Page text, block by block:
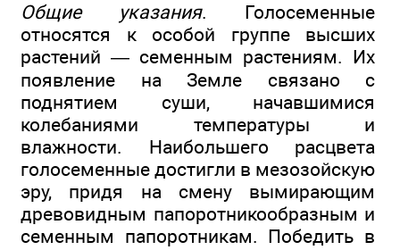
Общие указания. Голосеменные
относятся к особой группе высших
растений — семенным растениям. Их
появление на Земле связано с
поднятием суши, начавшимися
колебаниями температуры и
влажности. Наибольшего расцвета
голосеменные достигли в мезозойскую
эру, придя на смену вымирающим
древовидным папоротникообразным и
семенным папоротникам. Победить в